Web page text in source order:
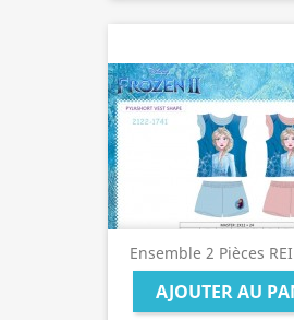
Ensemble 2 Pièces
AJOUTER AU